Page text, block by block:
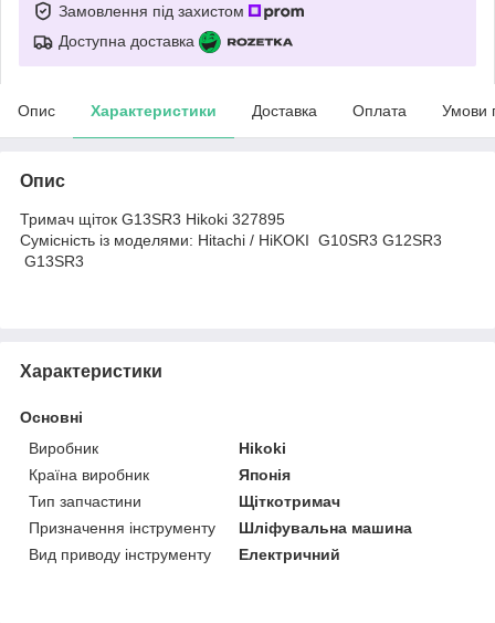
Замовлення під захистом
Доступна доставка
Опис Характеристики Доставка Оплата Умови
Опис
Тримач щіток G13SR3 Hikoki 327895
Сумісність із моделями: Hitachi / HiKOKI G10SR3 G12SR3
G13SR3
Характеристики
Основні
Виробник
Hikoki
Країна виробник
Японія
Тип запчастини
Щіткотримач
Призначення інструменту
Шліфувальна машина
Вид приводу інструменту
Електричний